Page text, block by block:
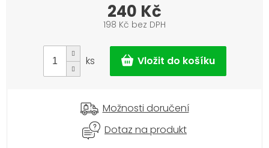
240 Kč
198 Kč bez DPH
cena:
ks
Možnosti doručení
Dotaz na produkt